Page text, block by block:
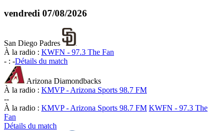
vendredi 07/08/2026
San Diego Padres
À la radio : KWFN - 97.3 The Fan
- : -Détails du match
Arizona Diamondbacks
À la radio : KMVP - Arizona Sports 98.7 FM
--
À la radio : KMVP - Arizona Sports 98.7 FM KWFN - 97.3 The
Fan
Détails du match